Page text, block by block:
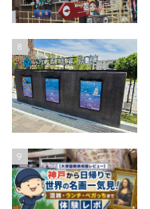
8
9